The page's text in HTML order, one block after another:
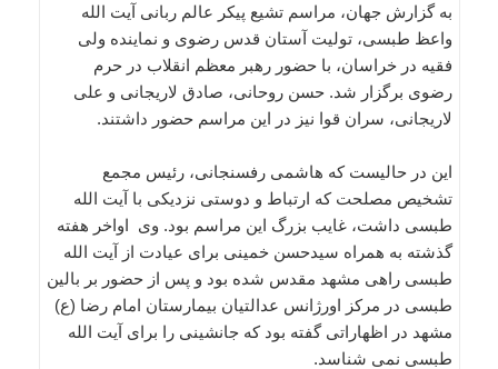
به گزارش جهان، مراسم تشیع پیکر عالم ربانی آیت الله
واعظ طبسی، تولیت آستان قدس رضوی و نماینده ولی
فقیه در خراسان، با حضور رهبر معظم انقلاب در حرم
رضوی برگزار شد. حسن روحانی، صادق لاریجانی و علی
لاریجانی، سران قوا نیز در این مراسم حضور داشتند.
این در حالیست که هاشمی رفسنجانی، رئیس مجمع
تشخیص مصلحت که ارتباط و دوستی نزدیکی با آیت الله
طبسی داشت، غایب بزرگ این مراسم بود. وی اواخر هفته
گذشته به همراه سیدحسن خمینی برای عیادت از آیت الله
طبسی راهی مشهد مقدس شده بود و پس از حضور بر بالین
طبسی در مرکز اورژانس عدالتیان بیمارستان امام رضا (ع)
مشهد در اظهاراتی گفته بود که جانشینی را برای آیت الله
طبسی نمی شناسد.